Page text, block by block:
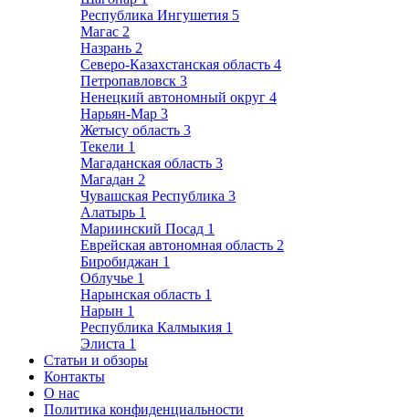
Республика Ингушетия 5
Магас 2
Назрань 2
Северо-Казахстанская область 4
Петропавловск 3
Ненецкий автономный округ 4
Нарьян-Мар 3
Жетысу область 3
Текели 1
Магаданская область 3
Магадан 2
Чувашская Республика 3
Алатырь 1
Мариинский Посад 1
Еврейская автономная область 2
Биробиджан 1
Облучье 1
Нарынская область 1
Нарын 1
Республика Калмыкия 1
Элиста 1
Статьи и обзоры
Контакты
О нас
Политика конфиденциальности